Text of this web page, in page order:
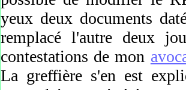
yeux deux documents
remplacé l'autre deux
contestations de mon
La greffière s'en est